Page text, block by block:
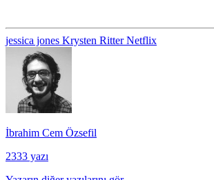
jessica jones Krysten RitterNetflix
İbrahim Cem Özsefil
2333 yazı